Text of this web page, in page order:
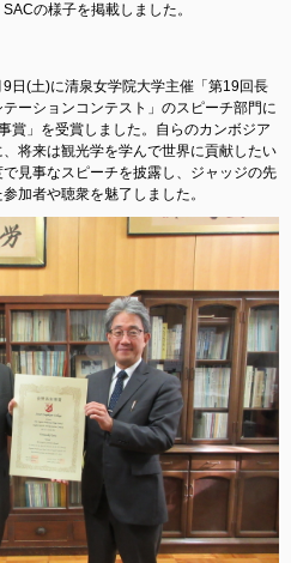
の様子を掲載しました。
日(土)に清泉女学院大学主催「第19回長
ーションコンテスト」のスピーチ部門に
賞」を受賞しました。自らのカンボジア
将来は観光学を学んで世界に貢献したい
見事なスピーチを披露し、ジャッジの先
加者や聴衆を魅了しました。